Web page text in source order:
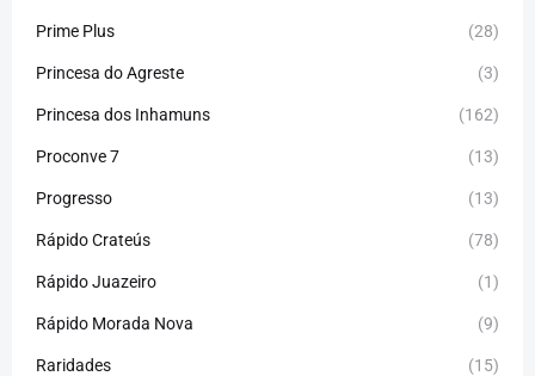
Prime Plus (28)
Princesa do Agreste (3)
Princesa dos Inhamuns (162)
Proconve 7 (13)
Progresso (13)
Rápido Crateús (78)
Rápido Juazeiro (1)
Rápido Morada Nova (9)
Raridades (15)